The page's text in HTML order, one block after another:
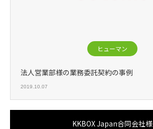
ヒューマン
法人営業部様の業務委託契約の事例
2019.10.07
KKBOX Japan合同会社様